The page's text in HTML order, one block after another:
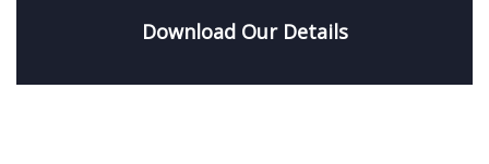
Download Our Details